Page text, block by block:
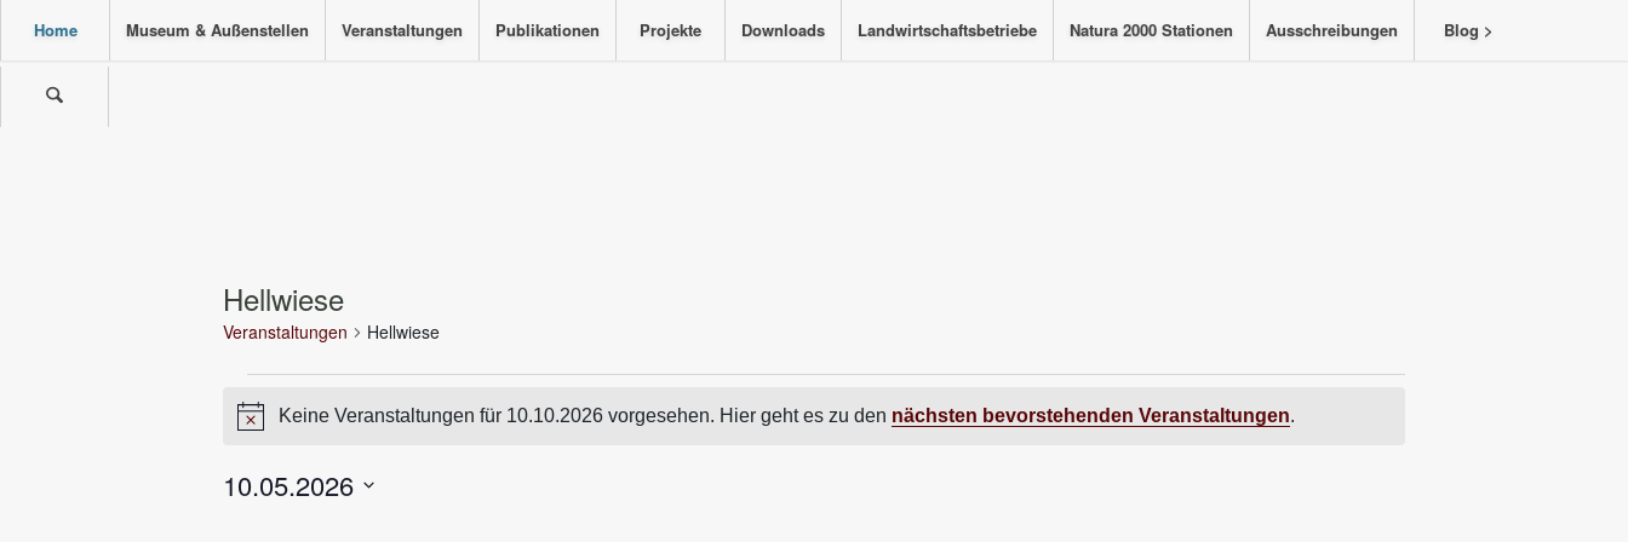
Home Museum & Außenstellen Veranstaltungen Publikationen Projekte Downloads Landwirtschaftsbetriebe Natura 2000 Stationen Ausschreibungen Blog >
Hellwiese
Veranstaltungen Hellwiese
für
Hinweis
Keine Veranstaltungen für 10.10.2026 vorgesehen. Hier geht es zu den nächsten bevorstehenden Veranstaltungen.
10.05.2026